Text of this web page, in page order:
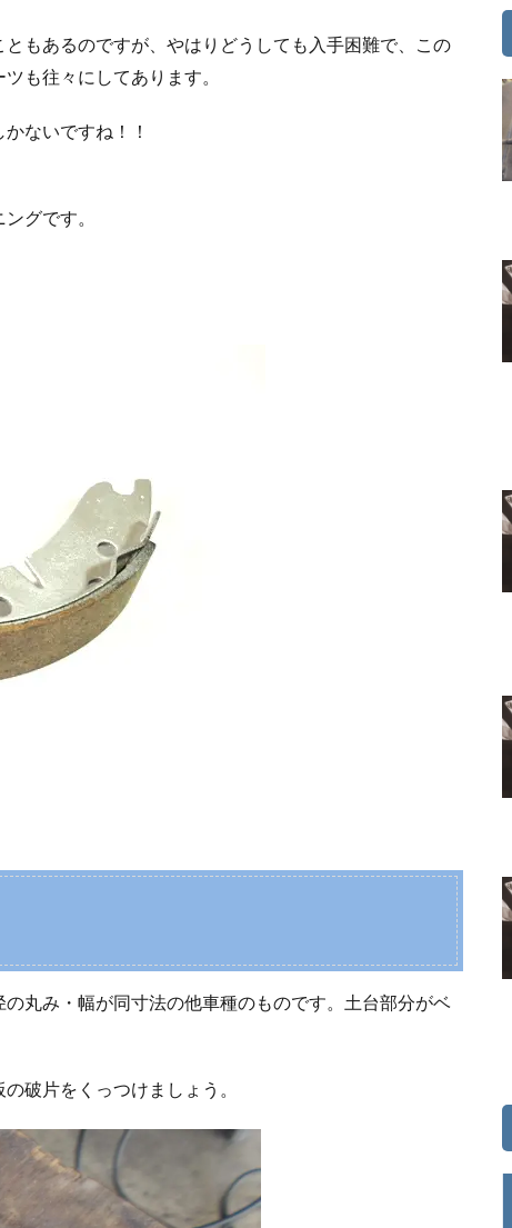
もあるのですが、やはりどうしても入手困難で、この
も往々にしてあります。
ないですね！！
グです。
丸み・幅が同寸法の他車種のものです。土台部分がベ
破片をくっつけましょう。